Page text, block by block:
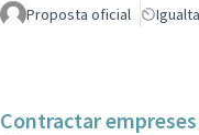
Proposta oficial
Contractar